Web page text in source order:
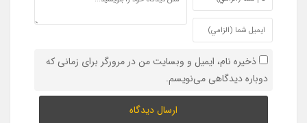
ذخیره نام، ایمیل و وبسایت من در مرورگر برای زمانی که
دوباره دیدگاهی می‌نویسم.